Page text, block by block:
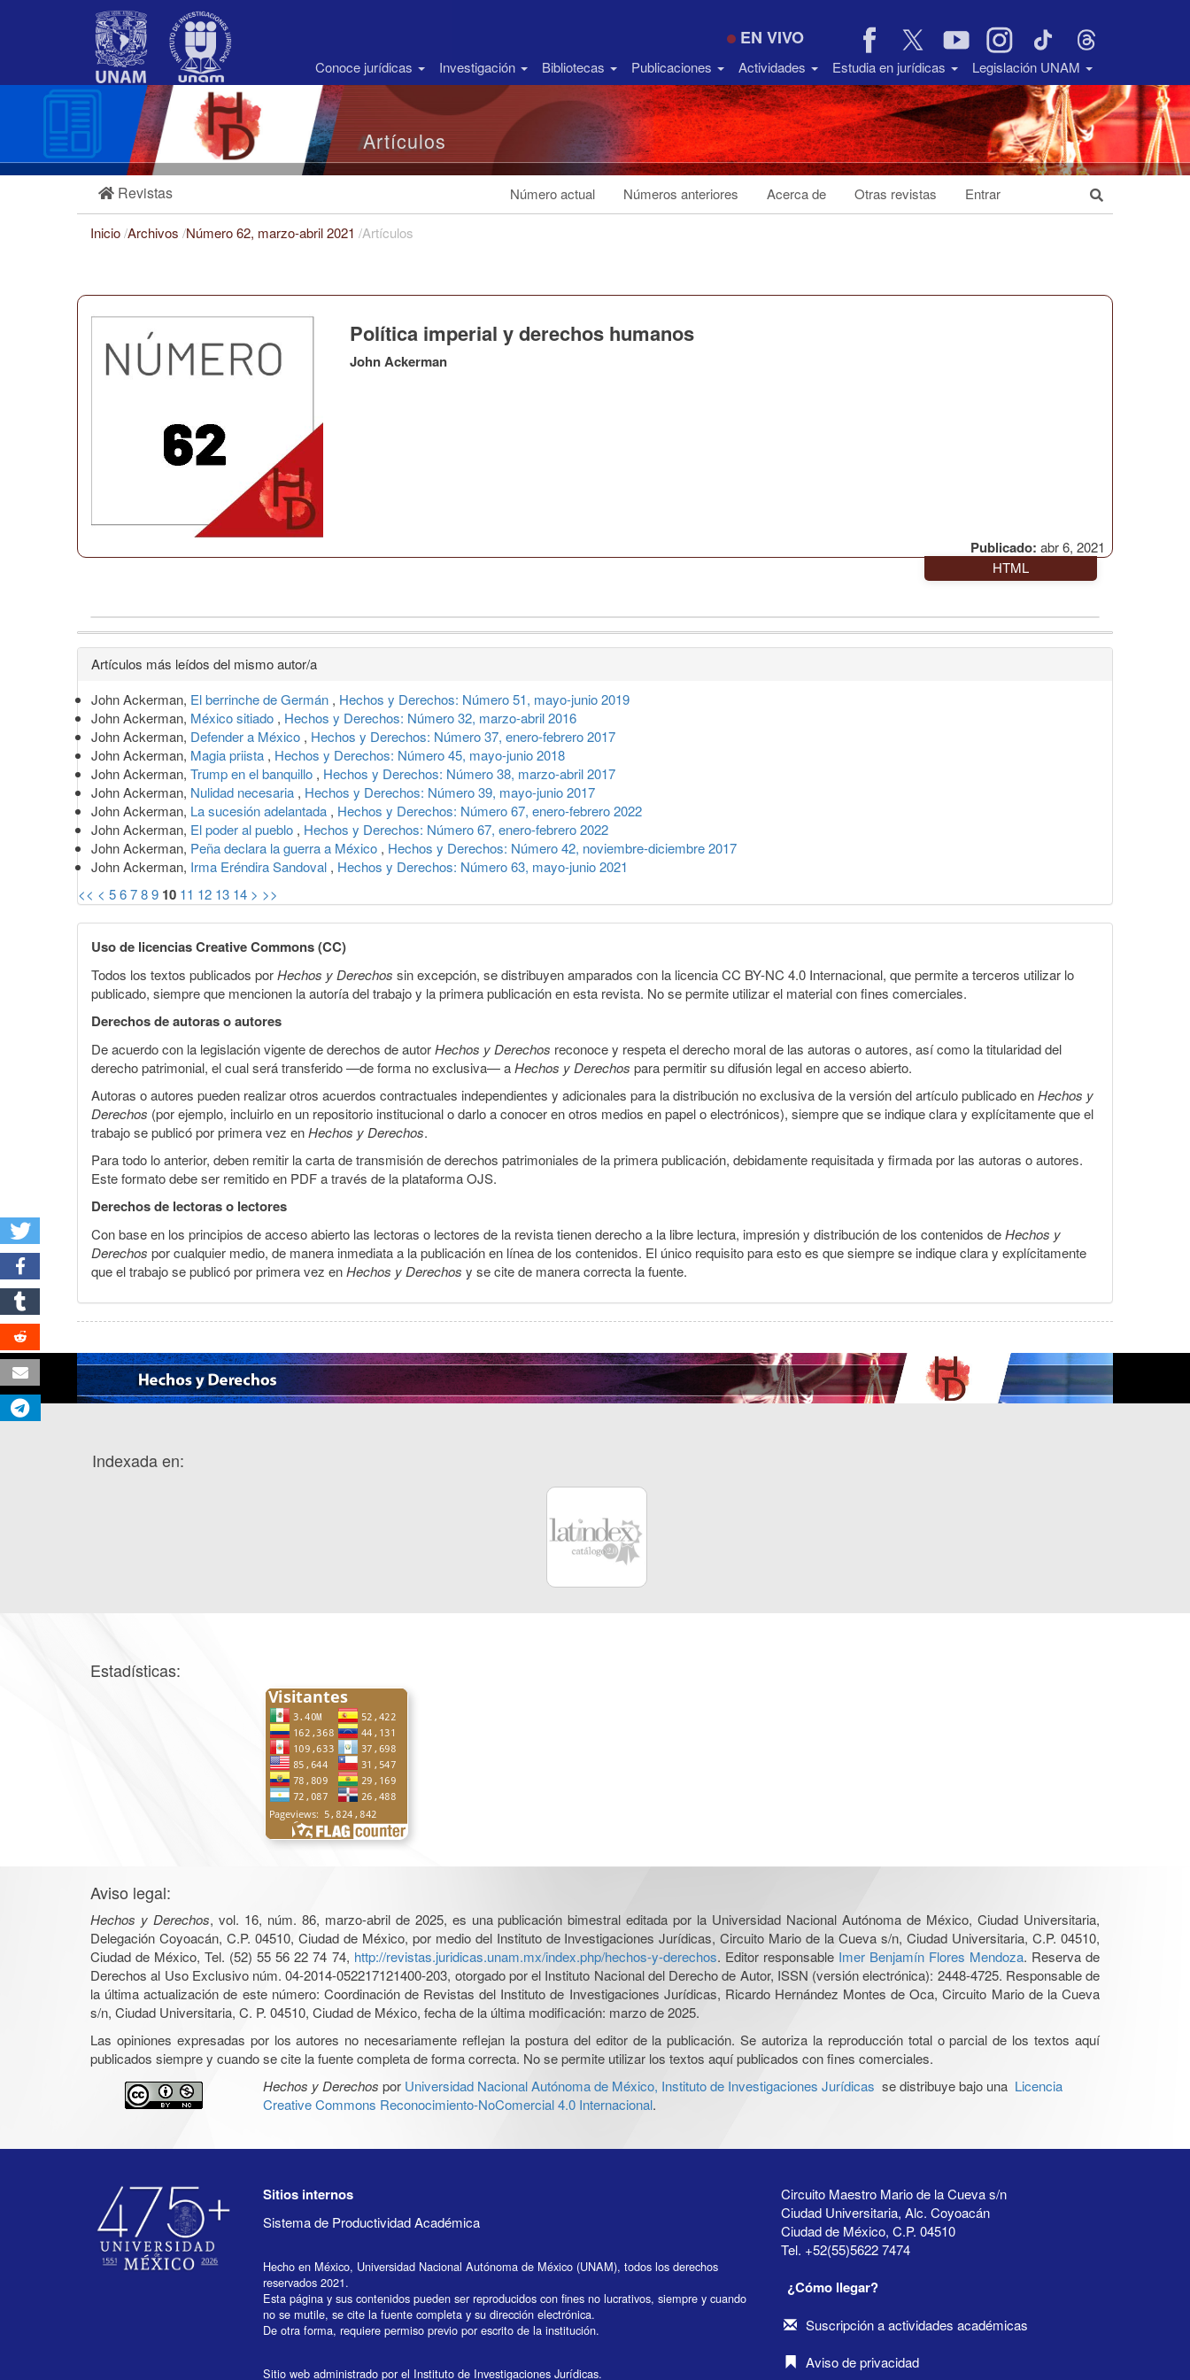
Barra
EN VIVO
Conoce jurídicas Investigación Bibliotecas Publicaciones Actividades Estudia en jurídicas Legislación UNAM
Artículos
Revistas Número actual Números anteriores Acerca de Otras revistas Entrar
Inicio/Archivos /Número 62, marzo-abril 2021 /Artículos
Publicado: abr 6, 2021
Política imperial y derechos humanos
John Ackerman
HTML
Detalles
del
artículo
Artículos más leídos del mismo autor/a
John Ackerman, El berrinche de Germán , Hechos y Derechos: Número 51, mayo-junio 2019
John Ackerman, México sitiado , Hechos y Derechos: Número 32, marzo-abril 2016
John Ackerman, Defender a México , Hechos y Derechos: Número 37, enero-febrero 2017
John Ackerman, Magia priista , Hechos y Derechos: Número 45, mayo-junio 2018
John Ackerman, Trump en el banquillo , Hechos y Derechos: Número 38, marzo-abril 2017
John Ackerman, Nulidad necesaria , Hechos y Derechos: Número 39, mayo-junio 2017
John Ackerman, La sucesión adelantada , Hechos y Derechos: Número 67, enero-febrero 2022
John Ackerman, El poder al pueblo , Hechos y Derechos: Número 67, enero-febrero 2022
John Ackerman, Peña declara la guerra a México , Hechos y Derechos: Número 42, noviembre-diciembre 2017
John Ackerman, Irma Eréndira Sandoval , Hechos y Derechos: Número 63, mayo-junio 2021
<< < 56789 10 11 12 13 14 > >>
Uso de licencias Creative Commons (CC)
Todos los textos publicados porHechos y Derechos sin excepción, se distribuyen amparados con la licencia CC BY-NC 4.0 Internacional, que permite a terceros utilizar lo
publicado, siempre que mencionen la autoría del trabajo y la primera publicación en esta revista. No se permite utilizar el material con fines comerciales.
Derechos de autoras o autores
De acuerdo con la legislación vigente de derechos de autorHechos y Derechos reconoce y respeta el derecho moral de las autoras o autores, así como la titularidad del
derecho patrimonial, el cual será transferido —de forma no exclusiva— aHechos y Derechos para permitir su difusión legal en acceso abierto.
Autoras o autores pueden realizar otros acuerdos contractuales independientes y adicionales para la distribución no exclusiva de la versión del artículo publicado enHechos y
Derechos (por ejemplo, incluirlo en un repositorio institucional o darlo a conocer en otros medios en papel o electrónicos), siempre que se indique clara y explícitamente que el
trabajo se publicó por primera vez enHechos y Derechos.
Para todo lo anterior, deben remitir la carta de transmisión de derechos patrimoniales de la primera publicación, debidamente requisitada y firmada por las autoras o autores.
Este formato debe ser remitido en PDF a través de la plataforma OJS.
Derechos de lectoras o lectores
Con base en los principios de acceso abierto las lectoras o lectores de la revista tienen derecho a la libre lectura, impresión y distribución de los contenidos deHechos y
Derechos por cualquier medio, de manera inmediata a la publicación en línea de los contenidos. El único requisito para esto es que siempre se indique clara y explícitamente
que el trabajo se publicó por primera vez enHechos y Derechos y se cite de manera correcta la fuente.
Indexada en:
Estadísticas:
Aviso legal:
Hechos y Derechos, vol. 16, núm. 86, marzo-abril de 2025, es una publicación bimestral editada por la Universidad Nacional Autónoma de México, Ciudad Universitaria,
Delegación Coyoacán, C.P. 04510, Ciudad de México, por medio del Instituto de Investigaciones Jurídicas, Circuito Mario de la Cueva s/n, Ciudad Universitaria, C.P. 04510,
Ciudad de México, Tel. (52) 55 56 22 74 74, http://revistas.juridicas.unam.mx/index.php/hechos-y-derechos. Editor responsable Imer Benjamín Flores Mendoza. Reserva de
Derechos al Uso Exclusivo núm. 04-2014-052217121400-203, otorgado por el Instituto Nacional del Derecho de Autor, ISSN (versión electrónica): 2448-4725. Responsable de
la última actualización de este número: Coordinación de Revistas del Instituto de Investigaciones Jurídicas, Ricardo Hernández Montes de Oca, Circuito Mario de la Cueva
s/n, Ciudad Universitaria, C. P. 04510, Ciudad de México, fecha de la última modificación: marzo de 2025.
Las opiniones expresadas por los autores no necesariamente reflejan la postura del editor de la publicación. Se autoriza la reproducción total o parcial de los textos aquí
publicados siempre y cuando se cite la fuente completa de forma correcta. No se permite utilizar los textos aquí publicados con fines comerciales.
Hechos y Derechos por Universidad Nacional Autónoma de México, Instituto de Investigaciones Jurídicas se distribuye bajo una Licencia
Creative Commons Reconocimiento-NoComercial 4.0 Internacional.
Sitios internos
Sistema de Productividad Académica
Hecho en México, Universidad Nacional Autónoma de México (UNAM), todos los derechos
reservados 2021.
Esta página y sus contenidos pueden ser reproducidos con fines no lucrativos, siempre y cuando
no se mutile, se cite la fuente completa y su dirección electrónica.
De otra forma, requiere permiso previo por escrito de la institución.
Sitio web administrado por el Instituto de Investigaciones Jurídicas.
Circuito Maestro Mario de la Cueva s/n
Ciudad Universitaria, Alc. Coyoacán
Ciudad de México, C.P. 04510
Tel. +52(55)5622 7474
¿Cómo llegar?
Suscripción a actividades académicas
Aviso de privacidad